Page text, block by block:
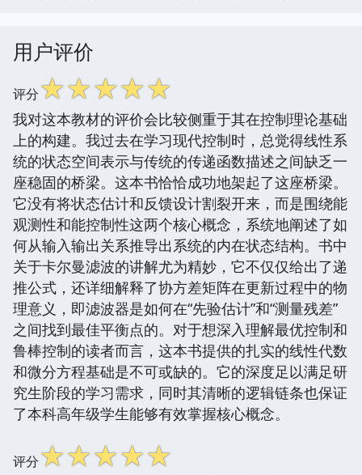
用户评价
评分☆☆☆☆☆
我对这本教材的评价会比较侧重于其在控制理论基础
上的构建。我过去在学习现代控制时，总觉得线性系
统的状态空间表示与传统的传递函数描述之间缺乏一
座稳固的桥梁。这本书恰恰成功地架起了这座桥梁。
它没有将状态估计和反馈设计割裂开来，而是围绕能
观测性和能控制性这两个核心概念，系统地阐述了如
何从输入输出关系推导出系统的内在状态结构。书中
关于卡尔曼滤波的讲解尤为精妙，它不仅仅给出了递
推公式，还详细解释了协方差矩阵在更新过程中的物
理意义，即滤波器是如何在“先验估计”和“测量残差”
之间找到最佳平衡点的。对于想深入理解最优控制和
鲁棒控制的读者而言，这本书提供的扎实的线性代数
和微分方程基础是不可或缺的。它的深度足以满足研
究生阶段的学习需求，同时其清晰的逻辑链条也保证
了本科高年级学生能够有效掌握核心概念。
评分☆☆☆☆☆